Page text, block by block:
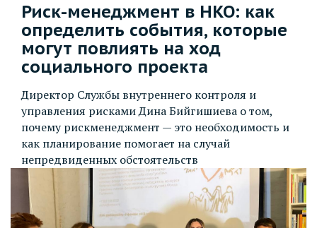
Риск-менеджмент в НКО: как
определить события, которые
могут повлиять на ход
социального проекта
Директор Службы внутреннего контроля и
управления рисками Дина Бийгишиева о том,
почему рискменеджмент — это необходимость и
как планирование помогает на случай
непредвиденных обстоятельств